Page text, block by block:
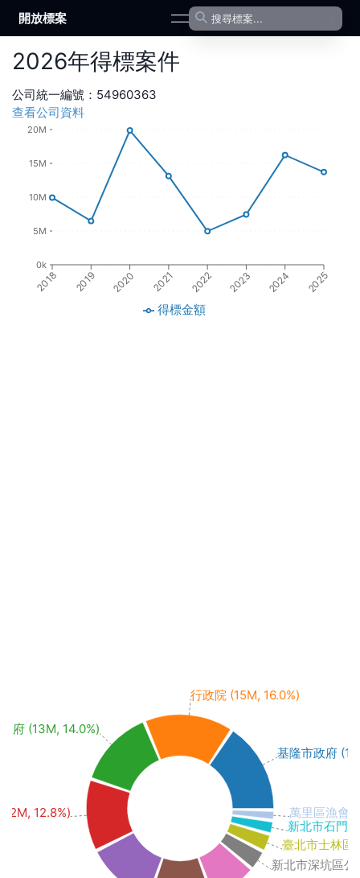
開放標案 open navigation menu
2026年得標案件
公司統一編號： 54960363
查看公司資料
2018 2019 2020 2021 2022 2023 2024 2025
0k
5M
10M
15M
20M
得標金額
基隆市政府
行政院 (15M, 16.0%)
府 (13M, 14.0%)
12.8%)
新北市深坑區
臺北市士林區
新北市石門
萬里區漁會